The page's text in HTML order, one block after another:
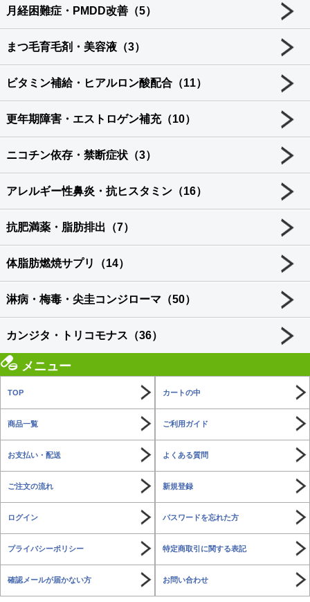
月経困難症・PMDD改善（5）
まつ毛育毛剤・美容液（3）
ビタミン補給・ヒアルロン酸配合（11）
更年期障害・エストロゲン補充（10）
ニコチン依存・禁断症状（3）
アレルギー性鼻炎・抗ヒスタミン（16）
抗肥満薬・脂肪排出（7）
体脂肪燃焼サプリ（14）
淋病・梅毒・尖圭コンジローマ（50）
カンジタ・トリコモナス（36）
メニュー
TOP カートの中
商品一覧 ご利用ガイド
お支払い・配送 よくある質問
ご注文の流れ 新規登録
ログイン パスワードを忘れた方
プライバシーポリシー 特定商取引に関する表記
確認メールが届かない方 お問い合わせ